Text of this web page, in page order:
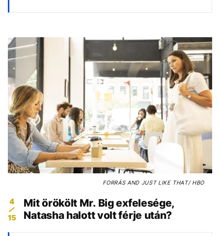
FORRÁSAND JUST LIKE THAT/ HBO
4
15
Mit örökölt Mr. Big exfelesége,
Natasha halott volt férje után?